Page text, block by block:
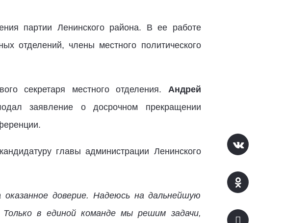
партии Ленинского района. В ее работе
отделений, члены местного политического
секретаря местного отделения. Андрей
заявление о досрочном прекращении
главы администрации Ленинского
доверие. Надеюсь на дальнейшую
в единой команде мы решим задачи,